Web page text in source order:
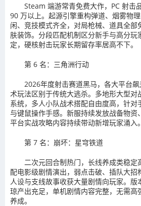
Steam 端游常青免费大作，PC 射击
90 万以上。起源引擎重构弹道、烟雾物
闲、竞技模式齐全，对局枪械、道具全部
肤装饰。分段匹配机制区分新手与高分玩
定，硬核射击玩家长期留存率居高不下。
第 6 名：三角洲行动
2026年度射击赛道黑马，各大平台
术玩法区别于传统大逃杀。多地形大型
系统，多人小队战术搭配自由度高，针
与键鼠操作手感。新服持续发放战备物资
平台实战攻略内容持续带动新增玩家涌入。
第 7 名：崩坏：星穹铁道
二次元回合制热门，长线养成类稳
配电影级剧情演出，弱点击破、插队大招
人设与支线故事收获大量剧情向玩家。版
琼产出充足，单机剧情内容完整，无需高
养成。